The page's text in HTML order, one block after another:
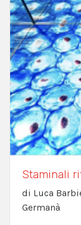
Staminali
di Luca
Germanà